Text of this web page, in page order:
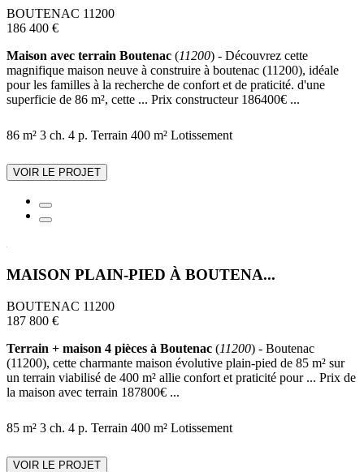
BOUTENAC 11200
186 400 €
Maison avec terrain Boutenac (11200) - Découvrez cette
magnifique maison neuve à construire à boutenac (11200), idéale
pour les familles à la recherche de confort et de praticité. d'une
superficie de 86 m², cette ... Prix constructeur 186400€ ...
86 m² 3 ch. 4 p. Terrain 400 m² Lotissement
VOIR LE PROJET
MAISON PLAIN-PIED À BOUTENA...
BOUTENAC 11200
187 800 €
Terrain + maison 4 pièces à Boutenac (11200) - Boutenac
(11200), cette charmante maison évolutive plain-pied de 85 m² sur
un terrain viabilisé de 400 m² allie confort et praticité pour ... Prix de
la maison avec terrain 187800€ ...
85 m² 3 ch. 4 p. Terrain 400 m² Lotissement
VOIR LE PROJET